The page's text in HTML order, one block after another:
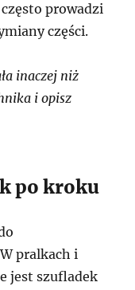
prowadzi
części.
inaczej niż
i opisz
po kroku
pralkach i
jest szufladek